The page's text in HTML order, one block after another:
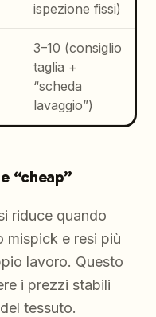
ispezione fissi)
3–10 (consiglio
taglia +
“scheda
lavaggio”)
“cheap”
riduce quando
mispick e resi più
lavoro. Questo
i prezzi stabili
tessuto.